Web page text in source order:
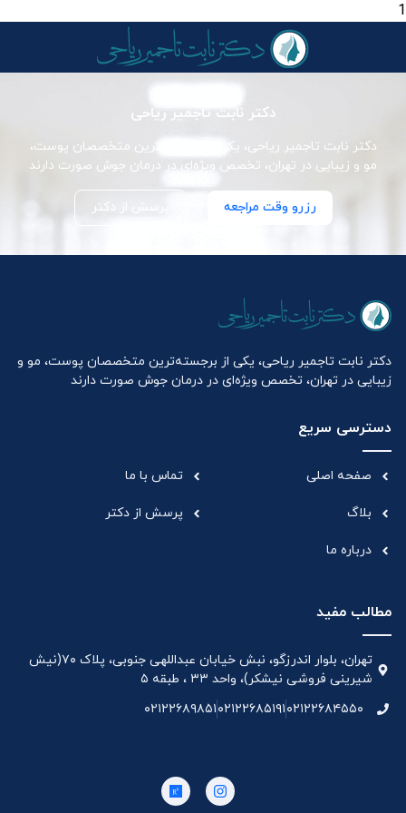
1
دکتر نابت تاجمیر ریاحی
دکتر نابت تاجمیر ریاحی، یکی از برجسته‌ترین متخصصان پوست،
مو و زیبایی در تهران، تخصص ویژه‌ای در درمان جوش صورت دارند
رزرو وقت مراجعه پرسش از دکتر
دکتر نابت تاجمیر ریاحی، یکی از برجسته‌ترین متخصصان پوست، مو و
زیبایی در تهران، تخصص ویژه‌ای در درمان جوش صورت دارند
دسترسی سریع
صفحه اصلی
بلاگ
درباره ما
تماس با ما
پرسش از دکتر
مطالب مفید
تهران، بلوار اندرزگو، نبش خیابان عبداللهی جنوبی، پلاک ۷۰(نیش
شیرینی فروشی نیشکر)، واحد ۳۳ ، طبقه ۵
۰۲۱۲۲۶۸۴۵۵۰۰۲۱۲۲۶۸۵۱۹۱۰۲۱۲۲۶۸۹۸۵۱